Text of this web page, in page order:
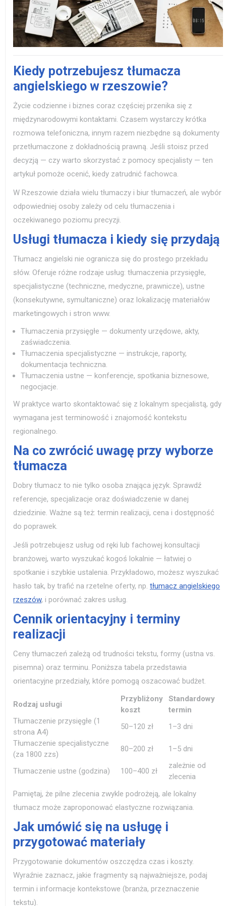
Kiedy potrzebujesz tłumacza
angielskiego w rzeszowie?
Życie codzienne i biznes coraz częściej przenika się z
międzynarodowymi kontaktami. Czasem wystarczy krótka
rozmowa telefoniczna, innym razem niezbędne są dokumenty
przetłumaczone z dokładnością prawną. Jeśli stoisz przed
decyzją — czy warto skorzystać z pomocy specjalisty — ten
artykuł pomoże ocenić, kiedy zatrudnić fachowca.
W Rzeszowie działa wielu tłumaczy i biur tłumaczeń, ale wybór
odpowiedniej osoby zależy od celu tłumaczenia i
oczekiwanego poziomu precyzji.
Usługi tłumacza i kiedy się przydają
Tłumacz angielski nie ogranicza się do prostego przekładu
słów. Oferuje różne rodzaje usług: tłumaczenia przysięgłe,
specjalistyczne (techniczne, medyczne, prawnicze), ustne
(konsekutywne, symultaniczne) oraz lokalizację materiałów
marketingowych i stron www.
Tłumaczenia przysięgłe — dokumenty urzędowe, akty,
zaświadczenia.
Tłumaczenia specjalistyczne — instrukcje, raporty,
dokumentacja techniczna.
Tłumaczenia ustne — konferencje, spotkania biznesowe,
negocjacje.
W praktyce warto skontaktować się z lokalnym specjalistą, gdy
wymagana jest terminowość i znajomość kontekstu
regionalnego.
Na co zwrócić uwagę przy wyborze
tłumacza
Dobry tłumacz to nie tylko osoba znająca język. Sprawdź
referencje, specjalizacje oraz doświadczenie w danej
dziedzinie. Ważne są też: termin realizacji, cena i dostępność
do poprawek.
Jeśli potrzebujesz usług od ręki lub fachowej konsultacji
branżowej, warto wyszukać kogoś lokalnie — łatwiej o
spotkanie i szybkie ustalenia. Przykładowo, możesz wyszukać
hasło tak, by trafić na rzetelne oferty, np. tłumacz angielskiego
rzeszów, i porównać zakres usług.
Cennik orientacyjny i terminy
realizacji
Ceny tłumaczeń zależą od trudności tekstu, formy (ustna vs.
pisemna) oraz terminu. Poniższa tabela przedstawia
orientacyjne przedziały, które pomogą oszacować budżet.
Rodzaj usługi
Przybliżony
koszt
Standardowy
termin
Tłumaczenie przysięgłe (1
strona A4)
50–120 zł
1–3 dni
Tłumaczenie specjalistyczne
(za 1800 zzs)
80–200 zł 1–5 dni
Tłumaczenie ustne (godzina) 100–400 zł
zależnie od
zlecenia
Pamiętaj, że pilne zlecenia zwykle podrożeją, ale lokalny
tłumacz może zaproponować elastyczne rozwiązania.
Jak umówić się na usługę i
przygotować materiały
Przygotowanie dokumentów oszczędza czas i koszty.
Wyraźnie zaznacz, jakie fragmenty są najważniejsze, podaj
termin i informacje kontekstowe (branża, przeznaczenie
tekstu).